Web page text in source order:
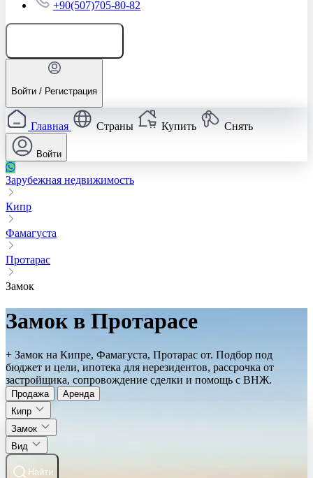
+90(507)705-80-82
Войти / Регистрация
Главная Страны Купить Снять
Войти
Зарубежная недвижимость
Кипр
Фамагуста
Протарас
Замок
Замок в Протарасе
+ Замок на Кипре, Фамагуста, Протарас от. Подбор под
бюджет и цели, ипотека для нерезидентов, рассрочка от
застройщика, сопровождение сделки и помощь с ВНЖ.
Продажа
Аренда
Кипр
Замок
Вид
Найти